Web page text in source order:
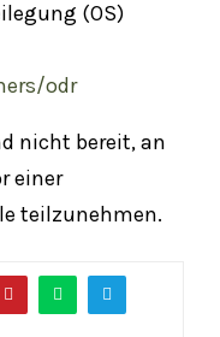
(OS)
odr
nicht bereit, an
einer
teilzunehmen.